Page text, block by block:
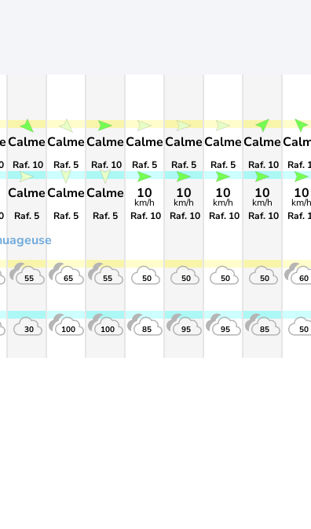
Calme
Raf. 10
Calme
Raf. 5
55
30
Calme
Raf. 5
Calme
Raf. 5
65
100
Calme
Raf. 10
Calme
Raf. 5
55
100
Calme
Raf. 5
10
km/h
Raf. 10
50
85
Calme
Raf. 5
10
km/h
Raf. 10
50
95
Calme
Raf. 5
10
km/h
Raf. 10
50
95
Calme
Raf. 10
10
km/h
Raf. 10
50
85
Raf.
10
km/h
Raf.
60
50